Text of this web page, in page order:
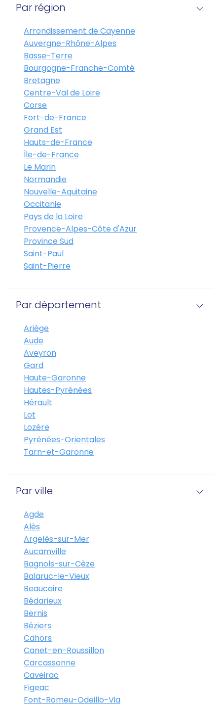
Par région
Arrondissement de Cayenne
Auvergne-Rhône-Alpes
Basse-Terre
Bourgogne-Franche-Comté
Bretagne
Centre-Val de Loire
Corse
Fort-de-France
Grand Est
Hauts-de-France
Île-de-France
Le Marin
Normandie
Nouvelle-Aquitaine
Occitanie
Pays de la Loire
Provence-Alpes-Côte d'Azur
Province Sud
Saint-Paul
Saint-Pierre
Par département
Ariège
Aude
Aveyron
Gard
Haute-Garonne
Hautes-Pyrénées
Hérault
Lot
Lozère
Pyrénées-Orientales
Tarn-et-Garonne
Par ville
Agde
Alès
Argelès-sur-Mer
Aucamville
Bagnols-sur-Cèze
Balaruc-le-Vieux
Beaucaire
Bédarieux
Bernis
Béziers
Cahors
Canet-en-Roussillon
Carcassonne
Caveirac
Figeac
Font-Romeu-Odeillo-Via